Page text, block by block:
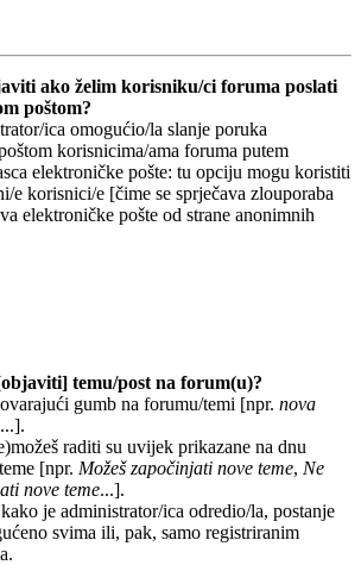
ako želim korisniku/ci foruma poslati
poštom?
ica omogućio/la slanje poruka
korisnicima/ama foruma putem
elektroničke pošte: tu opciju mogu koristiti
e korisnici/e [čime se sprječava zlouporaba
elektroničke pošte od strane anonimnih
temu/post na forum(u)?
gumb na forumu/temi [npr. nova
...].
raditi su uvijek prikazane na dnu
[npr. Možeš započinjati nove teme, Ne
nove teme...].
je administrator/ica odredio/la, postanje
svima ili, pak, samo registriranim